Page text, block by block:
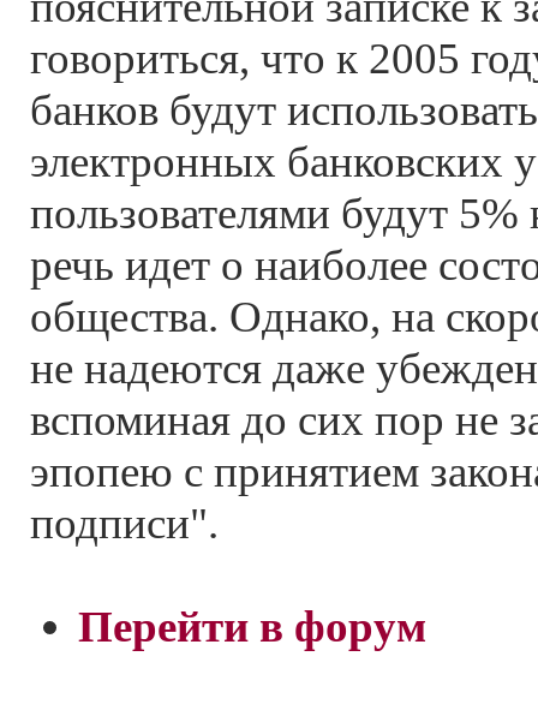
говориться, что к 2005
банков будут
электронных банковских
пользователями будут
речь идет о наиболее
общества. Однако, на
не надеются даже
вспоминая до сих пор не
эпопею с принятием
подписи".
Перейти в форум